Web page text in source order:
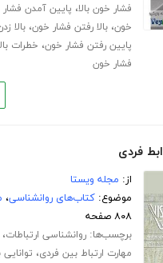
فشار خون بالا، پایین آمدن
خون،بالا رفتن فشار خون،بالا
پایین رفتن فشار خون، خطرات
فشار خون
فردی
از: مجله ویستا
موضوع:کتاب‌های روانشناسی،
۸۰۸ صفحه
برچسب‌ها:روانشناسی ارتباطات
مهارت ارتباط بین فردی،